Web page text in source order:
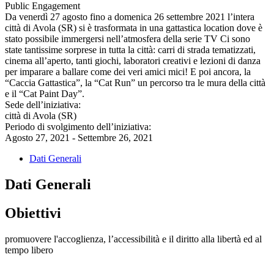
Public Engagement
Da venerdì 27 agosto fino a domenica 26 settembre 2021 l’intera
città di Avola (SR) si è trasformata in una gattastica location dove è
stato possibile immergersi nell’atmosfera della serie TV Ci sono
state tantissime sorprese in tutta la città: carri di strada tematizzati,
cinema all’aperto, tanti giochi, laboratori creativi e lezioni di danza
per imparare a ballare come dei veri amici mici! E poi ancora, la
“Caccia Gattastica”, la “Cat Run” un percorso tra le mura della città
e il “Cat Paint Day”.
Sede dell’iniziativa:
città di Avola (SR)
Periodo di svolgimento dell’iniziativa:
Agosto 27, 2021 - Settembre 26, 2021
Dati Generali
Dati Generali
Obiettivi
promuovere l'accoglienza, l’accessibilità e il diritto alla libertà ed al
tempo libero